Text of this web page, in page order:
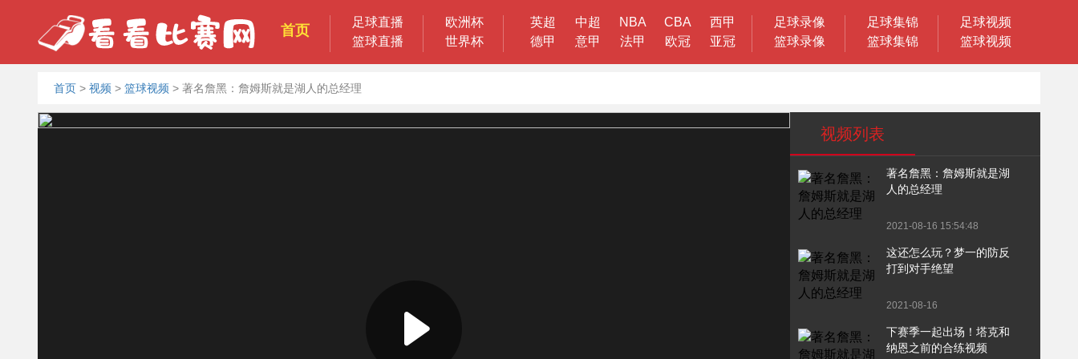
首页
足球直播
篮球直播
欧洲杯
世界杯
英超 中超 NBA CBA
西甲
德甲
意甲 法甲 欧冠 亚冠
足球录像
篮球录像
足球集锦
篮球集锦
足球视频
篮球视频
首页 > 视频 > 篮球视频 > 著名詹黑：詹姆斯就是湖人的总经理
视频列表
著名詹黑：詹姆斯就是湖
人的总经理
2021-08-16 15:54:48
这还怎么玩？梦一的防反
打到对手绝望
2021-08-16
下赛季一起出场！塔克和
纳恩之前的合练视频